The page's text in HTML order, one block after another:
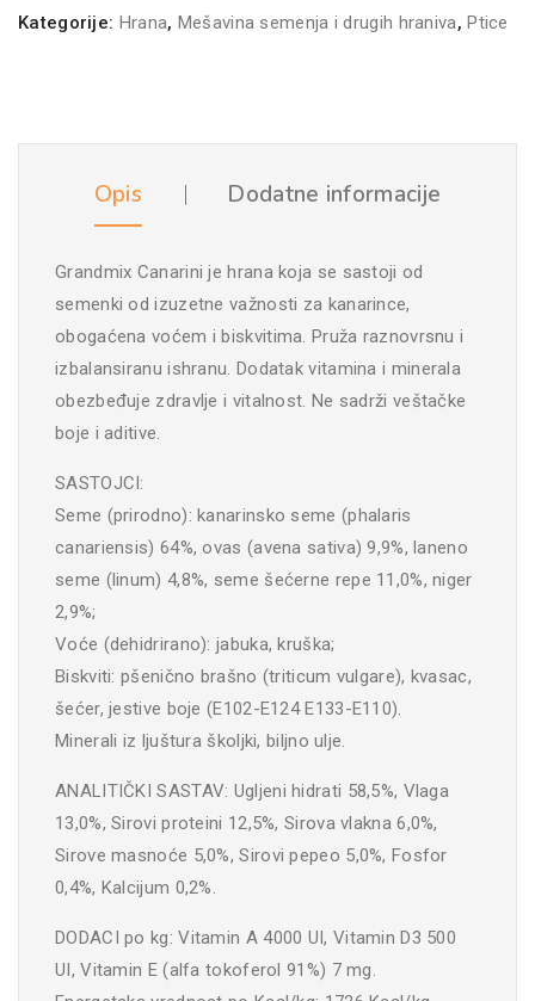
Kategorije: Hrana, Mešavina semenja i drugih hraniva,Ptice
Opis Dodatne informacije
Grandmix Canarini je hrana koja se sastoji od
semenki od izuzetne važnosti za kanarince,
obogaćena voćem i biskvitima. Pruža raznovrsnu i
izbalansiranu ishranu. Dodatak vitamina i minerala
obezbeđuje zdravlje i vitalnost. Ne sadrži veštačke
boje i aditive.
SASTOJCI:
Seme (prirodno): kanarinsko seme (phalaris
canariensis) 64%, ovas (avena sativa) 9,9%, laneno
seme (linum) 4,8%, seme šećerne repe 11,0%, niger
2,9%;
Voće (dehidrirano): jabuka, kruška;
Biskviti: pšenično brašno (triticum vulgare), kvasac,
šećer, jestive boje (E102-E124 E133-E110).
Minerali iz ljuštura školjki, biljno ulje.
ANALITIČKI SASTAV: Ugljeni hidrati 58,5%, Vlaga
13,0%, Sirovi proteini 12,5%, Sirova vlakna 6,0%,
Sirove masnoće 5,0%, Sirovi pepeo 5,0%, Fosfor
0,4%, Kalcijum 0,2%.
DODACI po kg: Vitamin A 4000 UI, Vitamin D3 500
UI, Vitamin E (alfa tokoferol 91%) 7 mg.